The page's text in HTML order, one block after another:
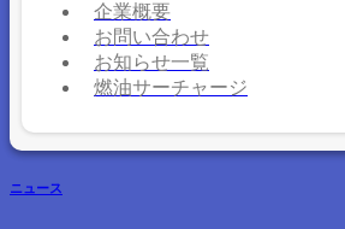
企業概要
お問い合わせ
お知らせ一覧
燃油サーチャージ
ニュース